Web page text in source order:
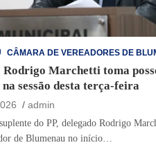
CÂMARA DE VEREADORES DE
Rodrigo Marchetti toma
sessão desta terça-feira
admin
do PP, delegado Rodrigo
de Blumenau no início…